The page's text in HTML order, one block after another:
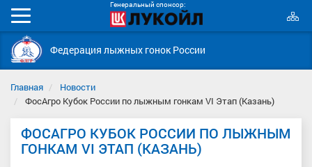
Генеральный спонсор:
Мобильное
меню
Федерация лыжных гонок России
Главная
Новости
ФосАгро Кубок России по лыжным гонкам VI Этап (Казань)
ФОСАГРО КУБОК РОССИИ ПО ЛЫЖНЫМ
ГОНКАМ VI ЭТАП (КАЗАНЬ)